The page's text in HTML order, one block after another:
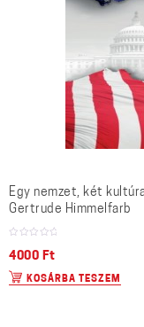
Egy nemzet, két
Gertrude Himmelfarb
4000 Ft
KOSÁRBA TESZEM